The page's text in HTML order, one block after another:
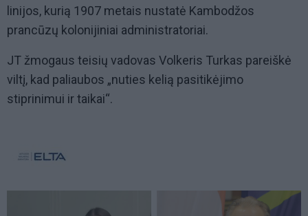
linijos, kurią 1907 metais nustatė Kambodžos
prancūzų kolonijiniai administratoriai.
JT žmogaus teisių vadovas Volkeris Turkas pareiškė
viltį, kad paliaubos „nuties kelią pasitikėjimo
stiprinimui ir taikai“.